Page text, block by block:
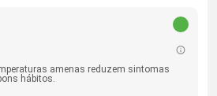
amenas reduzem sintomas
hábitos.